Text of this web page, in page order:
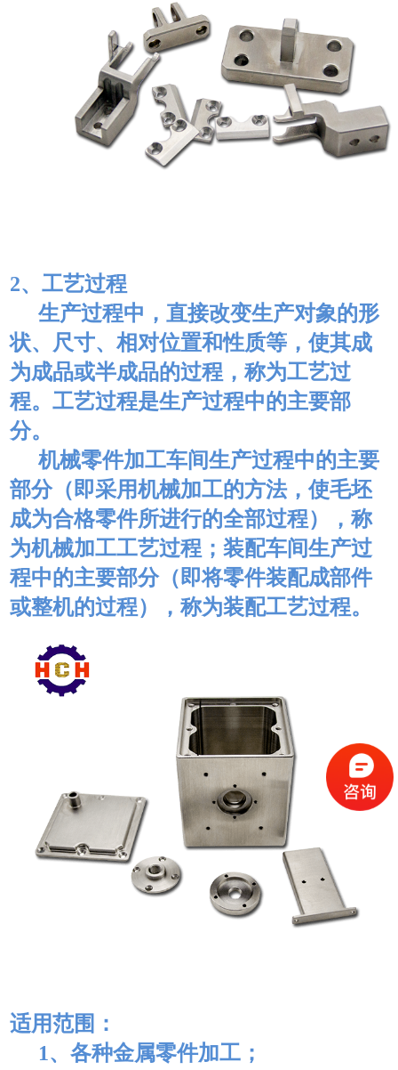
2、工艺过程
生产过程中，直接改变生产对象的形
状、尺寸、相对位置和性质等，使其成
为成品或半成品的过程，称为工艺过
程。工艺过程是生产过程中的主要部
分。
机械零件加工车间生产过程中的主要
部分（即采用机械加工的方法，使毛坯
成为合格零件所进行的全部过程），称
为机械加工工艺过程；装配车间生产过
程中的主要部分（即将零件装配成部件
或整机的过程），称为装配工艺过程。
适用范围：
1、各种金属零件加工；